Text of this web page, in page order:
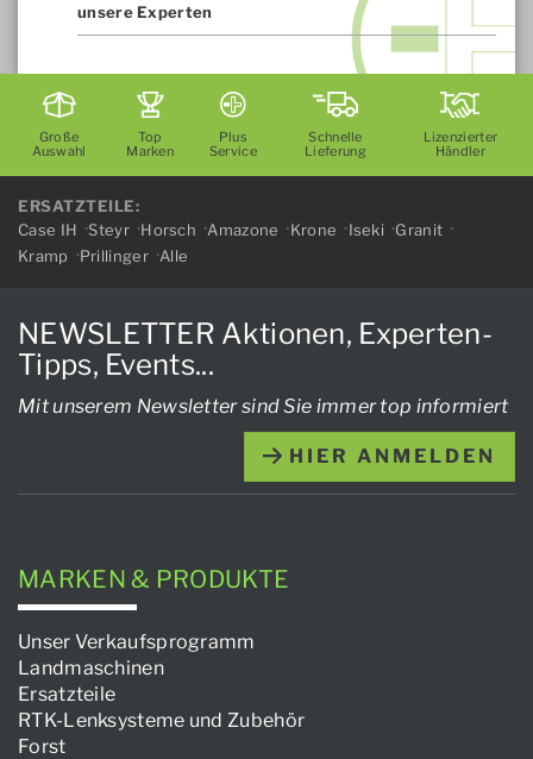
unsere Experten
Große
Auswahl
Top
Marken
Plus
Service
Schnelle
Lieferung
Lizenzierter
Händler
ERSATZTEILE:
Case IH
Steyr Horsch Amazone Krone Iseki
Granit
Kramp
Prillinger Alle
NEWSLETTER Aktionen, Experten-
Tipps, Events...
Mit unserem Newsletter sind Sie immer top informiert
HIER ANMELDEN
MARKEN & PRODUKTE
Unser Verkaufsprogramm
Landmaschinen
Ersatzteile
RTK-Lenksysteme und Zubehör
Forst